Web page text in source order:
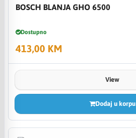
BOSCH BLANJA GHO 6500
Dostupno
413,00 KM
View
Dodaj u korpu